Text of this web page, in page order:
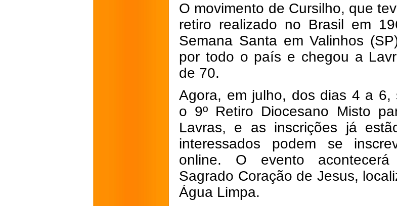
O movimento de Cursilho, que
retiro realizado no Brasil em
Semana Santa em Valinhos
por todo o país e chegou a
de 70.
Agora, em julho, dos dias 4 a 6,
o 9º Retiro Diocesano Misto
Lavras, e as inscrições já
interessados podem se
online. O evento
Sagrado Coração de Jesus,
Água Limpa.